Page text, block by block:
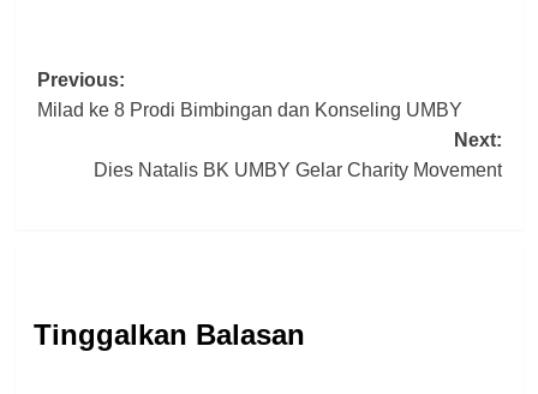
Post
navigation
Previous:
Milad ke 8 Prodi Bimbingan dan Konseling UMBY
Next:
Dies Natalis BK UMBY Gelar Charity Movement
Tinggalkan Balasan